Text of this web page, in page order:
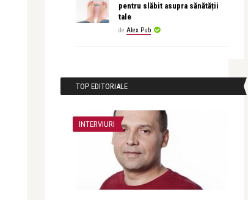
pentru slăbit asupra sănătății
tale
de Alex Pub
TOP EDITORIALE
INTERVIURI